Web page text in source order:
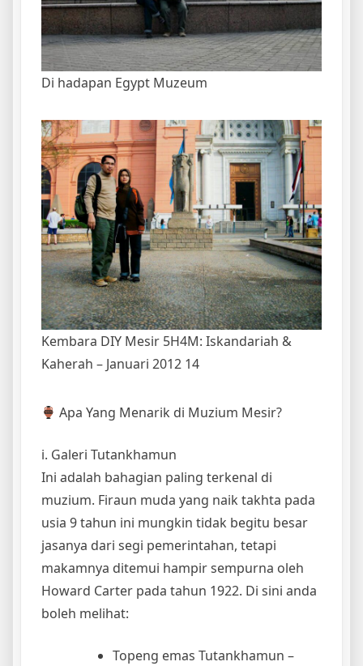
Di hadapan Egypt Muzeum
Kembara DIY Mesir 5H4M: Iskandariah &
Kaherah – Januari 2012 14
Apa Yang Menarik di Muzium Mesir?
i. Galeri Tutankhamun
Ini adalah bahagian paling terkenal di
muzium. Firaun muda yang naik takhta pada
usia 9 tahun ini mungkin tidak begitu besar
jasanya dari segi pemerintahan, tetapi
makamnya ditemui hampir sempurna oleh
Howard Carter pada tahun 1922. Di sini anda
boleh melihat:
Topeng emas Tutankhamun –